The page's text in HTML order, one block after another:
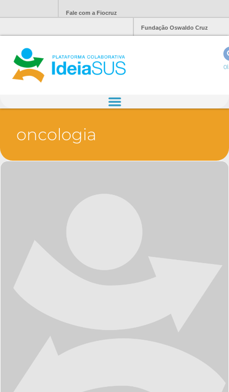
Fale com a Fiocruz
Fundação Oswaldo Cruz
oncologia